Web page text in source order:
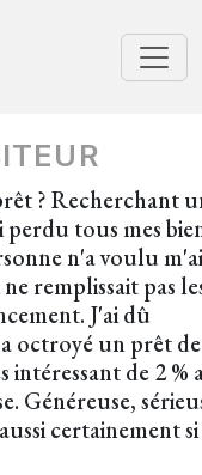
? Recherchant
tous mes
n'a voulu
remplissait pas
J'ai dû
octroyé un prêt de
intéressant de 2 %
Généreuse,
certainement si